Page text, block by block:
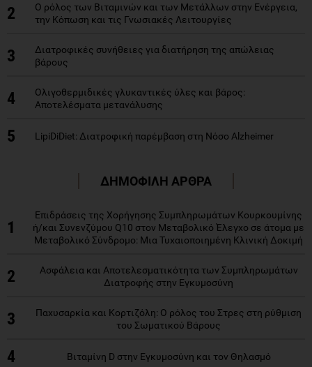
2
Ο ρόλος των Βιταμινών και των Μετάλλων στην Ενέργεια,
την Κόπωση και τις Γνωσιακές Λειτουργίες
3
Διατροφικές συνήθειες για διατήρηση της απώλειας
βάρους
4
Ολιγοθερμιδικές γλυκαντικές ύλες και βάρος:
Αποτελέσματα μετανάλυσης
5 LipiDiDiet: Διατροφική παρέμβαση στη Νόσο Alzheimer
ΔΗΜΟΦΙΛΗ ΑΡΘΡΑ
1
Επιδράσεις της Χορήγησης Συμπληρωμάτων Κουρκουμίνης
ή/και Συνενζύμου Q10 στον Μεταβολικό Έλεγχο σε άτομα με
Μεταβολικό Σύνδρομο: Μια Τυχαιοποιημένη Κλινική Δοκιμή
2
Ασφάλεια και Αποτελεσματικότητα των Συμπληρωμάτων
Διατροφής στην Εγκυμοσύνη
3
Παχυσαρκία και Κορτιζόλη: Ο ρόλος του Στρες στη ρύθμιση
του Σωματικού Βάρους
4 Βιταμίνη D στην Εγκυμοσύνη και τον Θηλασμό